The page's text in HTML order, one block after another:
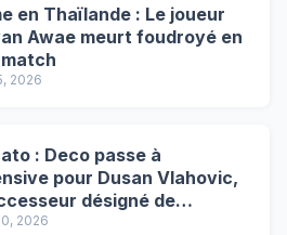
en Thaïlande : Le joueur
Awae meurt foudroyé en
2026
: Deco passe à
pour Dusan Vlahovic,
désigné de
!
2026